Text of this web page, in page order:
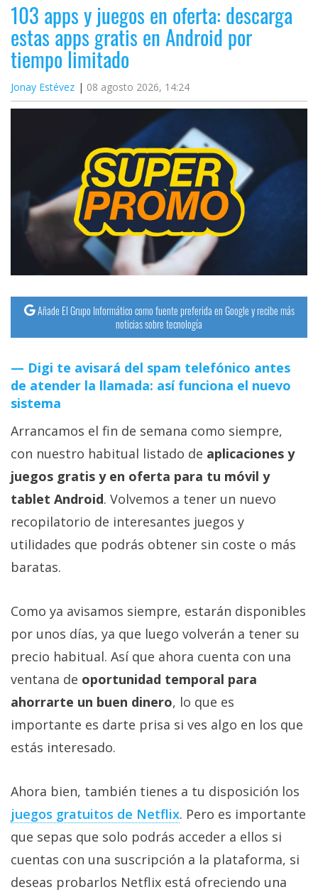
103 apps y juegos en oferta: descarga
estas apps gratis en Android por
tiempo limitado
Jonay Estévez 08 agosto 2026, 14:24
Añade El Grupo Informático como fuente preferida en Google y recibe más
noticias sobre tecnología
Digi te avisará del spam telefónico antes
de atender la llamada: así funciona el nuevo
sistema
Arrancamos el fin de semana como siempre,
con nuestro habitual listado de aplicaciones y
juegos gratis y en oferta para tu móvil y
tablet Android. Volvemos a tener un nuevo
recopilatorio de interesantes juegos y
utilidades que podrás obtener sin coste o más
baratas.
Como ya avisamos siempre, estarán disponibles
por unos días, ya que luego volverán a tener su
precio habitual. Así que ahora cuenta con una
ventana de oportunidad temporal para
ahorrarte un buen dinero, lo que es
importante es darte prisa si ves algo en los que
estás interesado.
Ahora bien, también tienes a tu disposición los
juegos gratuitos de Netflix‎. Pero es importante
que sepas que solo podrás acceder a ellos si
cuentas con una suscripción a la plataforma, si
deseas probarlos Netflix está ofreciendo una